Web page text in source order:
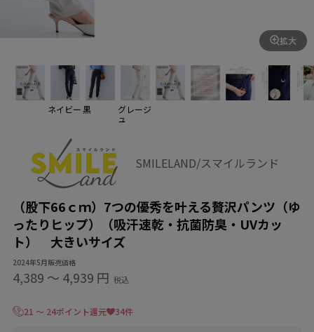
拡大
ネイビー黒 グレージ
ュ
SMILELAND/スマイルランド
（股下66ｃｍ）7つの優秀を叶える贅沢パンツ（ゆ
ったりヒップ）（吸汗速乾・抗菌防臭・UVカッ
ト） 大きいサイズ
2024年5月販売価格
4,389 〜 4,939 円 税込
21 ～ 24ポイント還元 34件